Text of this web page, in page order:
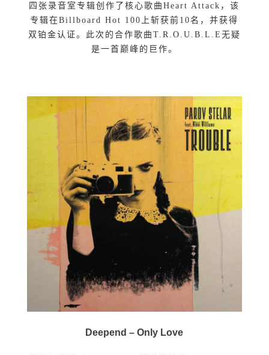
四张录音室专辑创作了核心歌曲Heart Attack，该
专辑在Billboard Hot 100上斩获前10名，并获得
双铂金认证。此次的合作歌曲T.R.O.U.B.L.E无疑
是一首巅峰的巨作。
Deepend – Only Love